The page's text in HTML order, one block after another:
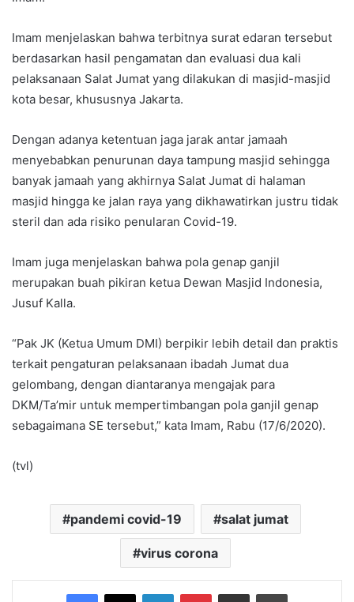
Imam menjelaskan bahwa terbitnya surat edaran tersebut
berdasarkan hasil pengamatan dan evaluasi dua kali
pelaksanaan Salat Jumat yang dilakukan di masjid-masjid
kota besar, khususnya Jakarta.
Dengan adanya ketentuan jaga jarak antar jamaah
menyebabkan penurunan daya tampung masjid sehingga
banyak jamaah yang akhirnya Salat Jumat di halaman
masjid hingga ke jalan raya yang dikhawatirkan justru tidak
steril dan ada risiko penularan Covid-19.
Imam juga menjelaskan bahwa pola genap ganjil
merupakan buah pikiran ketua Dewan Masjid Indonesia,
Jusuf Kalla.
“Pak JK (Ketua Umum DMI) berpikir lebih detail dan praktis
terkait pengaturan pelaksanaan ibadah Jumat dua
gelombang, dengan diantaranya mengajak para
DKM/Ta’mir untuk mempertimbangan pola ganjil genap
sebagaimana SE tersebut,” kata Imam, Rabu (17/6/2020).
(tvl)
pandemi covid-19 salat jumat
virus corona
Facebook
X LinkedInPinterestShare via Email Print